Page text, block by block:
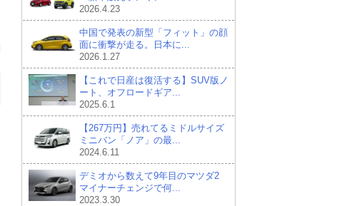
2026.4.23
中国で発表の新型「フィット」の顔
面に衝撃が走る。日本に...
2026.1.27
【これで日産は復活する】SUV版ノ
ート、オフロードギア...
2025.6.1
【267万円】売れてるミドルサイズ
ミニバン「ノア」の最...
2024.6.11
デミオから数えて9年目のマツダ2
マイナーチェンジで何...
2023.3.30